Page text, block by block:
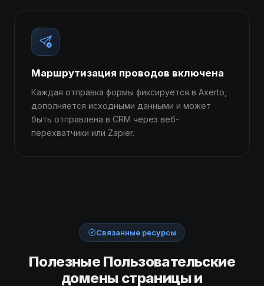
Маршрутизация проводов включена
Каждая отправка формы фиксируется в Axerto,
дополняется исходными данными и может
быть отправлена ​​в CRM через веб-
перехватчики или Zapier.
Связанные ресурсы
Полезные Пользовательские
домены страницы и